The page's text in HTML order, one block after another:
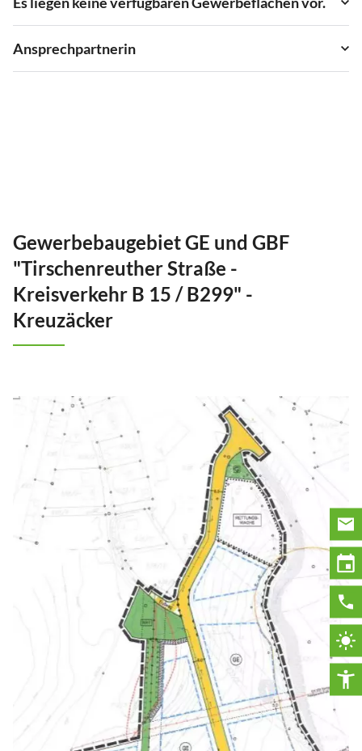
Ansprechpartnerin
Gewerbebaugebiet GE und GBF
"Tirschenreuther Straße -
Kreisverkehr B 15 / B299" -
Kreuzäcker